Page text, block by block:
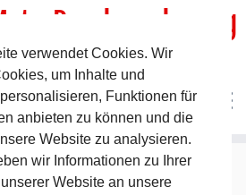
um Pommelsbrunn
verwendet Cookies. Wir
um Inhalte und
Funktionen für
anbieten zu können und die
Website zu analysieren.
wir Informationen zu Ihrer
Website an unsere